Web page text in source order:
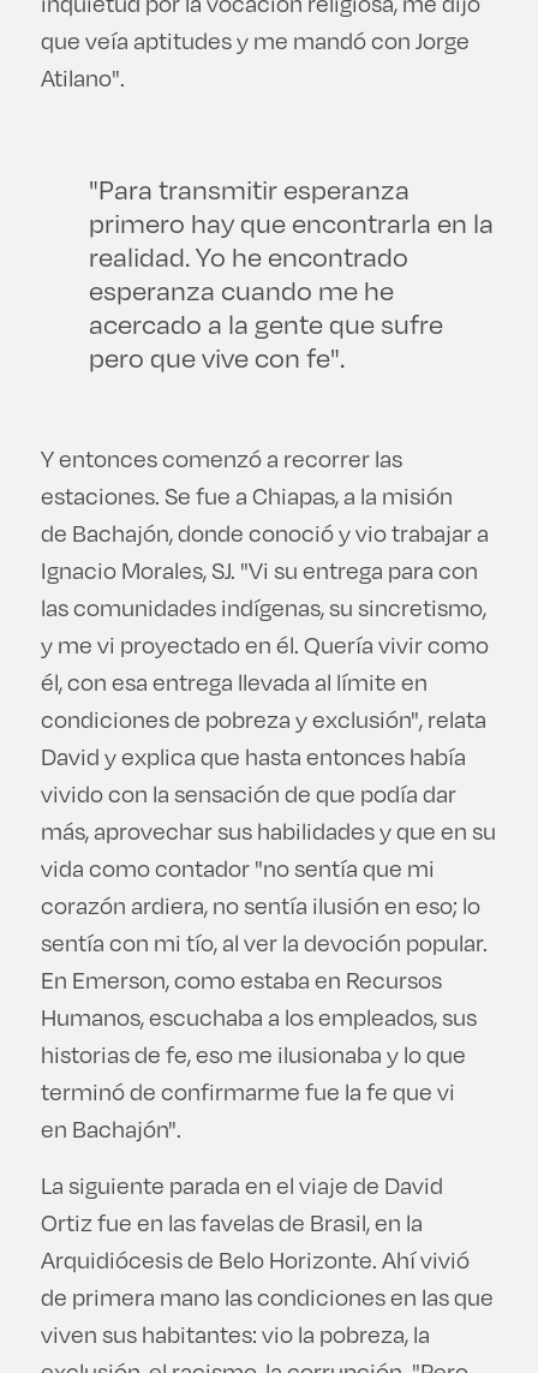
que veía aptitudes y me mandó con Jorge
Atilano".
"Para transmitir esperanza
primero hay que encontrarla en la
realidad. Yo he encontrado
esperanza cuando me he
acercado a la gente que sufre
pero que vive con fe".
Y entonces comenzó a recorrer las
estaciones. Se fue a Chiapas, a la misión
de Bachajón, donde conoció y vio trabajar a
Ignacio Morales, SJ. "Vi su entrega para con
las comunidades indígenas, su sincretismo,
y me vi proyectado en él. Quería vivir como
él, con esa entrega llevada al límite en
condiciones de pobreza y exclusión", relata
David y explica que hasta entonces había
vivido con la sensación de que podía dar
más, aprovechar sus habilidades y que en su
vida como contador "no sentía que mi
corazón ardiera, no sentía ilusión en eso; lo
sentía con mi tío, al ver la devoción popular.
En Emerson, como estaba en Recursos
Humanos, escuchaba a los empleados, sus
historias de fe, eso me ilusionaba y lo que
terminó de confirmarme fue la fe que vi
en Bachajón".
La siguiente parada en el viaje de David
Ortiz fue en las favelas de Brasil, en la
Arquidiócesis de Belo Horizonte. Ahí vivió
de primera mano las condiciones en las que
viven sus habitantes: vio la pobreza, la